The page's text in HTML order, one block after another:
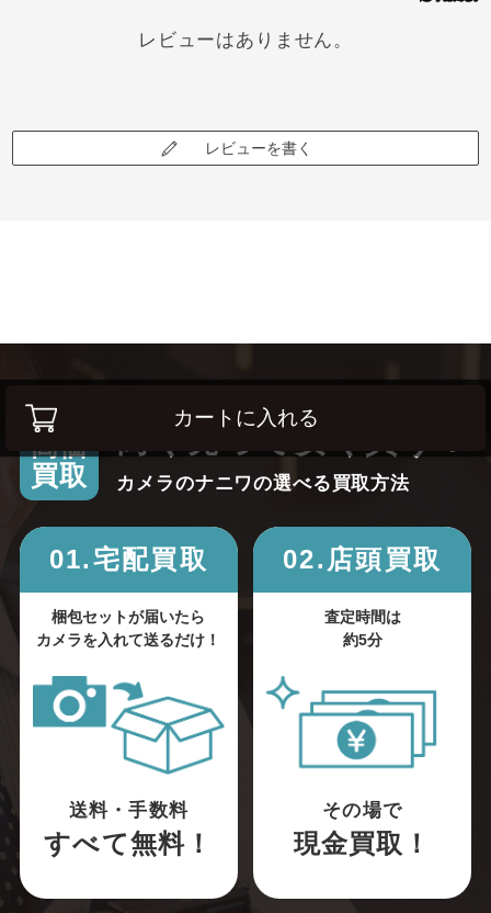
カートに入れる
レビューはありません。
レビューを書く
高価
買取
カメラのナニワの選べる買取方法
01.宅配買取
梱包セットが届いたら
カメラを入れて送るだけ！
送料・手数料
すべて無料！
02.店頭買取
査定時間は
約5分
その場で
現金買取！